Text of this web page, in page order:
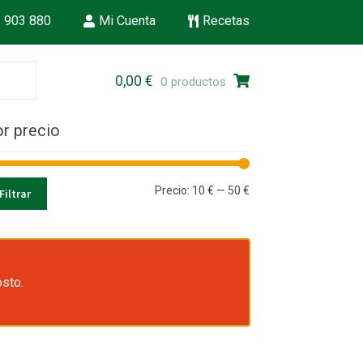
903 880 Mi Cuenta Recetas
aal
0,00€ 0 productos
precio
Precio
Precio
Filtrar Precio: 10 € — 50 €